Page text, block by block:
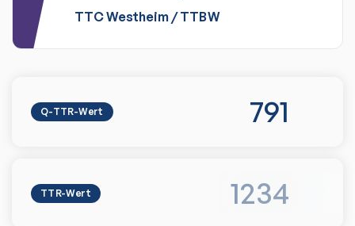
TTC Westheim /TTBW
Q-TTR-Wert 791
TTR-Wert 1234